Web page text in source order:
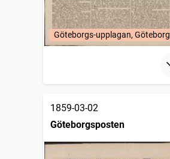
Göteborgs-upplagan, Göteborg
1859-03-02
Göteborgsposten